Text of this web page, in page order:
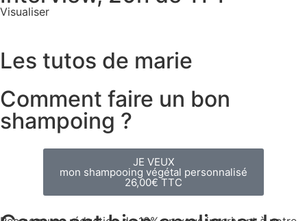
Visualiser
Les tutos de marie
Comment faire un bon
shampoing ?
JE VEUX
mon shampooing végétal personnalisé
26,00€ TTC